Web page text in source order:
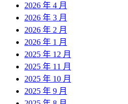
2026 年 4 月
2026 年 3 月
2026 年 2 月
2026 年 1 月
2025 年 12 月
2025 年 11 月
2025 年 10 月
2025 年 9 月